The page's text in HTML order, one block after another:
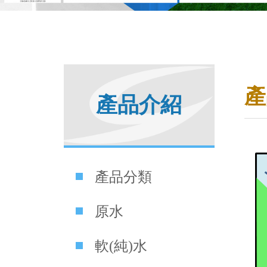
產品介紹
產品分類
原水
軟(純)水